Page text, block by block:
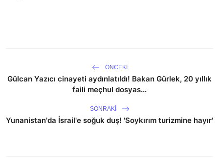
ÖNCEKI
Gülcan Yazıcı cinayeti aydınlatıldı! Bakan Gürlek, 20 yıllık
faili meçhul dosyas...
SONRAKI
Yunanistan'da İsrail'e soğuk duş! 'Soykırım turizmine hayır'